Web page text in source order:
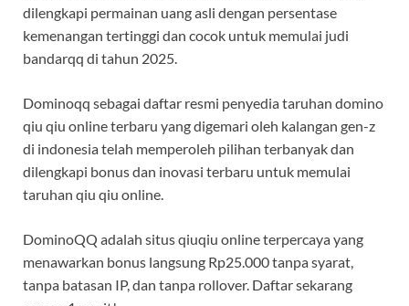
dilengkapi permainan uang asli dengan persentase
kemenangan tertinggi dan cocok untuk memulai judi
bandarqq di tahun 2025.
Dominoqq sebagai daftar resmi penyedia taruhan domino
qiu qiu online terbaru yang digemari oleh kalangan gen-z
di indonesia telah memperoleh pilihan terbanyak dan
dilengkapi bonus dan inovasi terbaru untuk memulai
taruhan qiu qiu online.
DominoQQ adalah situs qiuqiu online terpercaya yang
menawarkan bonus langsung Rp25.000 tanpa syarat,
tanpa batasan IP, dan tanpa rollover. Daftar sekarang